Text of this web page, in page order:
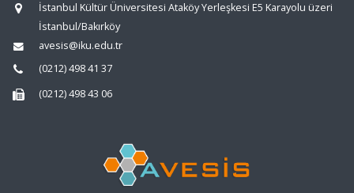
İstanbul Kültür Üniversitesi Ataköy Yerleşkesi E5 Karayolu üzeri
İstanbul/Bakırköy
avesis@iku.edu.tr
(0212) 498 41 37
(0212) 498 43 06